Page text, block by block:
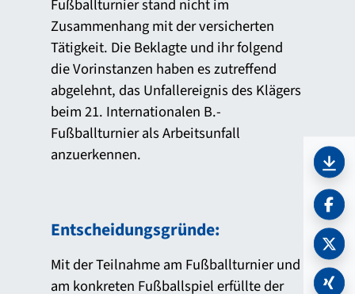
Fußballturnier stand nicht im
Zusammenhang mit der versicherten
Tätigkeit. Die Beklagte und ihr folgend
die Vorinstanzen haben es zutreffend
abgelehnt, das Unfallereignis des Klägers
beim 21. Internationalen B.-
Fußballturnier als Arbeitsunfall
anzuerkennen.
Entscheidungsgründe:
Mit der Teilnahme am Fußballturnier und
am konkreten Fußballspiel erfüllte der
PDF